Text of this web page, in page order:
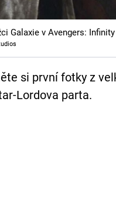
Galaxie v Avengers: Infinity
si první fotky z
Lordova parta.